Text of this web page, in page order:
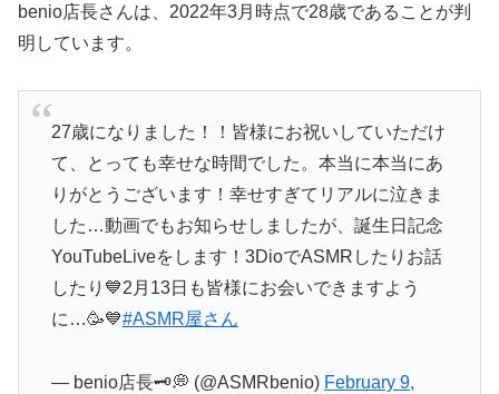
benio店長さんは、2022年3月時点で28歳であることが判
明しています。
27歳になりました！！皆様にお祝いしていただけ
て、とっても幸せな時間でした。本当に本当にあ
りがとうございます！幸せすぎてリアルに泣きま
した…動画でもお知らせしましたが、誕生日記念
YouTubeLiveをします！3DioでASMRしたりお話
したり💙2月13日も皆様にお会いできますよう
に…🥳💙#ASMR屋さん
— benio店長🗝💭 (@ASMRbenio) February 9,